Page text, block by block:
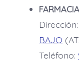
BAJO
Teléfono: